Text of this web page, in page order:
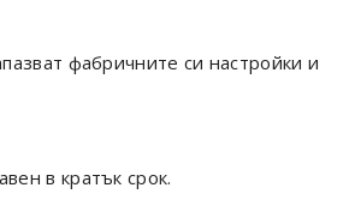
фабричните си настройки и
в кратък срок.